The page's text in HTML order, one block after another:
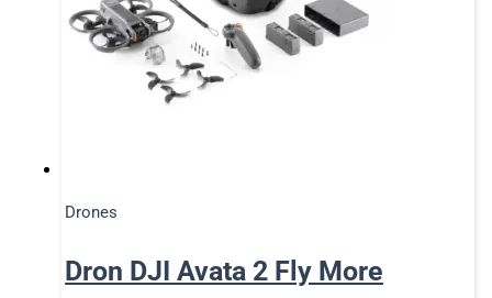
Drones
Dron DJI Avata 2 Fly More